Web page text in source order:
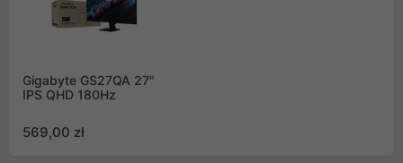
Gigabyte GS27QA 27"
IPS QHD 180Hz
569,00 zł